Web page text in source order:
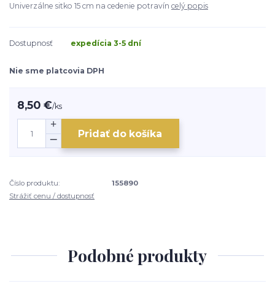
Univerzálne sitko 15 cm na cedenie potravín celý popis
Dostupnosť expedícia 3-5 dní
Nie sme platcovia DPH
8,50 €/ks
Pridať do košíka
Číslo produktu:
155890
Strážiť cenu / dostupnosť
Podobné produkty